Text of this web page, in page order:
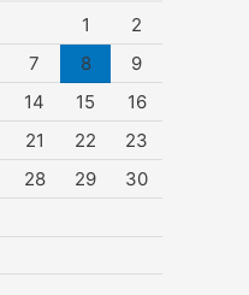
1
2
7 8
9
14 15
16
21 22
23
28 29
30